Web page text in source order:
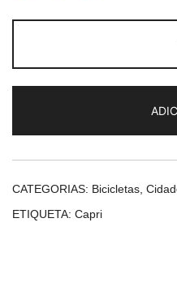
CATEGORIAS: Bicicletas
ETIQUETA: Capri